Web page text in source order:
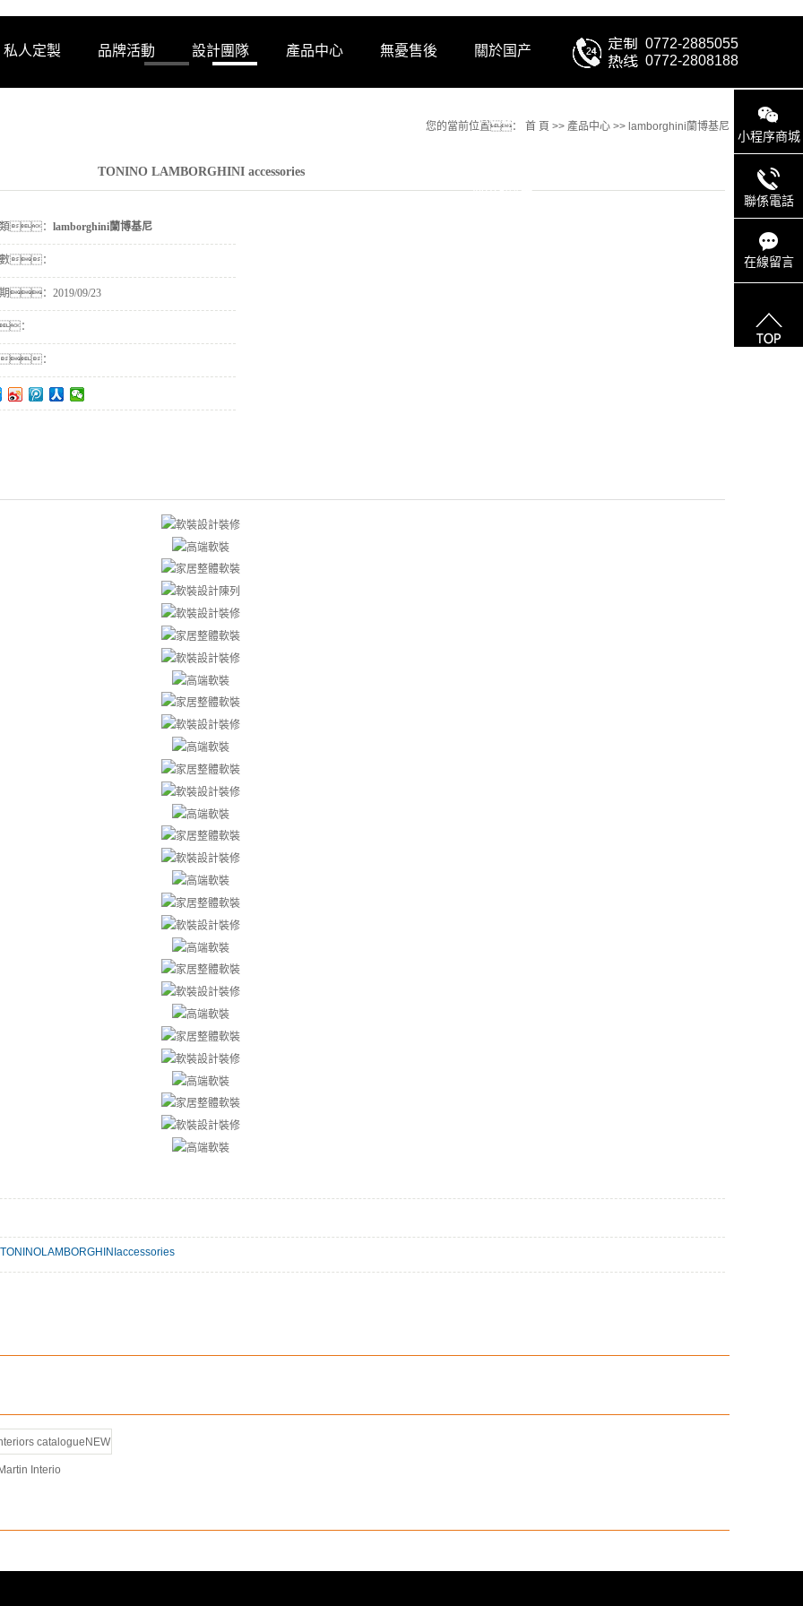
私人定製 品牌活動 設計團隊 產品中心 無憂售後 關於国产
AV麻豆
MAG剧集
0772-2885055
0772-2808188
您的當前位置： 首 頁 >> 產品中心 >> lamborghini蘭博基尼
TONINO LAMBORGHINI accessories
類： lamborghini蘭博基尼
數：
期： 2019/09/23
：
：
TONINOLAMBORGHINIaccessories
Interio
小程序商城
聯係電話
在線留言